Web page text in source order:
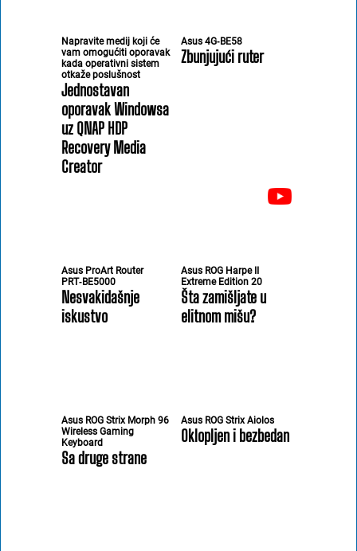
Napravite medij koji će
vam omogućiti oporavak
kada operativni sistem
otkaže poslušnost
Jednostavan
oporavak Windowsa
uz QNAP HDP
Recovery Media
Creator
Asus 4G‑BE58
Zbunjujući ruter
Asus ProArt Router
PRT‑BE5000
Nesvakidašnje
iskustvo
Asus ROG Harpe II
Extreme Edition 20
Šta zamišljate u
elitnom mišu?
Asus ROG Strix Morph 96
Wireless Gaming
Keyboard
Sa druge strane
Asus ROG Strix Aiolos
Oklopljen i bezbedan